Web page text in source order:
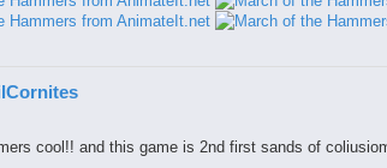
cool!! and this game is 2nd first sands of